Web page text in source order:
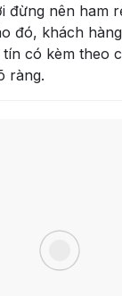
đừng nên ham
đó, khách
có kèm theo
ràng.